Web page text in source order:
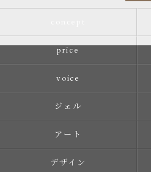
price
voice
ジェル
アート
デザイン